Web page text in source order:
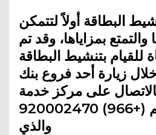
البطاقة أولاً لتتمكن
بمزاياها، وقد تم
للقيام بتنشيط البطاقة
زيارة أحد فروع بنك
على مركز خدمة
العملاء على الرقم (+966) 920002470
والذي